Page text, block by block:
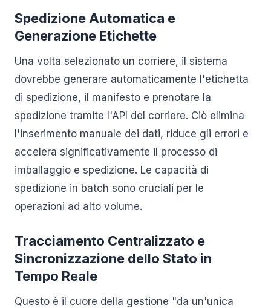
Spedizione Automatica e
Generazione Etichette
Una volta selezionato un corriere, il sistema
dovrebbe generare automaticamente l'etichetta
di spedizione, il manifesto e prenotare la
spedizione tramite l'API del corriere. Ciò elimina
l'inserimento manuale dei dati, riduce gli errori e
accelera significativamente il processo di
imballaggio e spedizione. Le capacità di
spedizione in batch sono cruciali per le
operazioni ad alto volume.
Tracciamento Centralizzato e
Sincronizzazione dello Stato in
Tempo Reale
Questo è il cuore della gestione "da un'unica